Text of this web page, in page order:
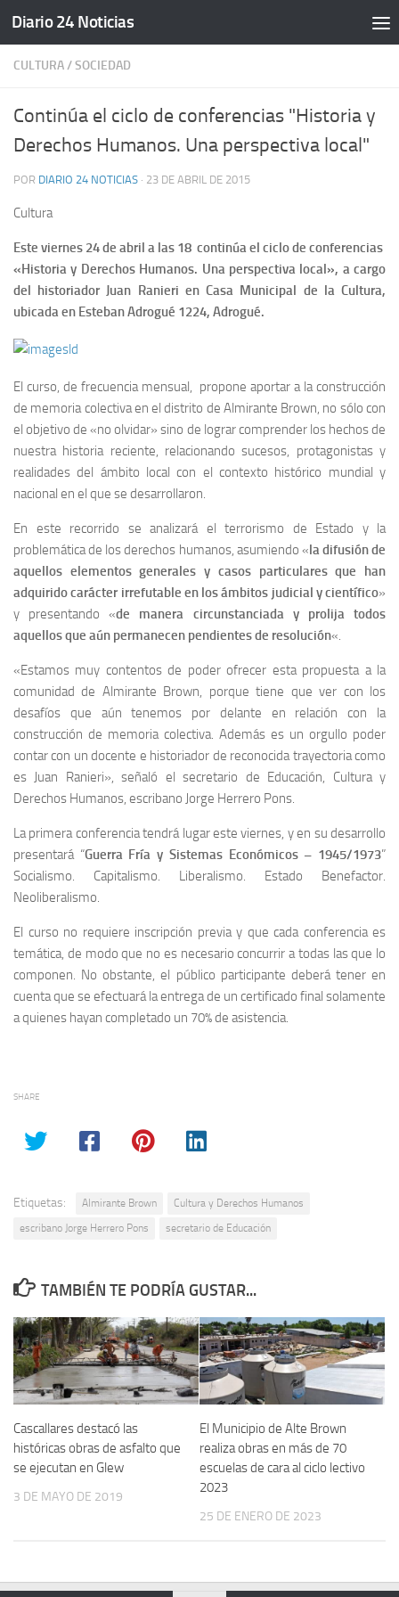
Saltar al contenido
Diario 24 Noticias
CULTURA/SOCIEDAD
Continúa el ciclo de conferencias "Historia y
Derechos Humanos. Una perspectiva local"
POR DIARIO 24 NOTICIAS · 23 DE ABRIL DE 2015
Cultura
Este viernes 24 de abril a las 18 continúa el ciclo de conferencias
«Historia y Derechos Humanos. Una perspectiva local», a cargo
del historiador Juan Ranieri en Casa Municipal de la Cultura,
ubicada en Esteban Adrogué 1224, Adrogué.
El curso, de frecuencia mensual, propone aportar a la construcción
de memoria colectiva en el distrito de Almirante Brown, no sólo con
el objetivo de «no olvidar» sino de lograr comprender los hechos de
nuestra historia reciente, relacionando sucesos, protagonistas y
realidades del ámbito local con el contexto histórico mundial y
nacional en el que se desarrollaron.
En este recorrido se analizará el terrorismo de Estado y la
problemática de los derechos humanos, asumiendo «la difusión de
aquellos elementos generales y casos particulares que han
adquirido carácter irrefutable en los ámbitos judicial y científico»
y presentando «de manera circunstanciada y prolija todos
aquellos que aún permanecen pendientes de resolución«.
«Estamos muy contentos de poder ofrecer esta propuesta a la
comunidad de Almirante Brown, porque tiene que ver con los
desafíos que aún tenemos por delante en relación con la
construcción de memoria colectiva. Además es un orgullo poder
contar con un docente e historiador de reconocida trayectoria como
es Juan Ranieri», señaló el secretario de Educación, Cultura y
Derechos Humanos, escribano Jorge Herrero Pons.
La primera conferencia tendrá lugar este viernes, y en su desarrollo
presentará “Guerra Fría y Sistemas Económicos – 1945/1973”
Socialismo. Capitalismo. Liberalismo. Estado Benefactor.
Neoliberalismo.
El curso no requiere inscripción previa y que cada conferencia es
temática, de modo que no es necesario concurrir a todas las que lo
componen. No obstante, el público participante deberá tener en
cuenta que se efectuará la entrega de un certificado final solamente
a quienes hayan completado un 70% de asistencia.
SHARE
Etiquetas: Almirante Brown
Cultura y Derechos Humanos
escribano Jorge Herrero Pons
secretario de Educación
TAMBIÉN TE PODRÍA GUSTAR...
Cascallares destacó las
históricas obras de asfalto que
se ejecutan en Glew
3 DE MAYO DE 2019
El Municipio de Alte Brown
realiza obras en más de 70
escuelas de cara al ciclo lectivo
2023
25 DE ENERO DE 2023